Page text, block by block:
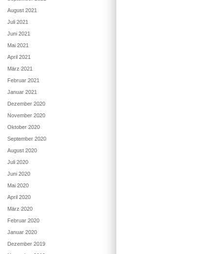
August 2021
Juli 2021
Juni 2021
Mai 2021
April 2021
März 2021
Februar 2021
Januar 2021
Dezember 2020
November 2020
Oktober 2020
September 2020
August 2020
Juli 2020
Juni 2020
Mai 2020
April 2020
März 2020
Februar 2020
Januar 2020
Dezember 2019